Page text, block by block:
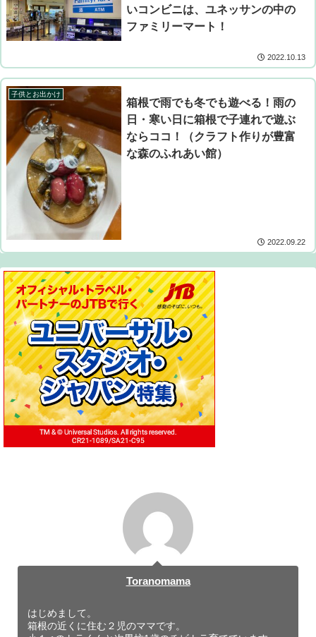
いコンビニは、ユネッサンの中の
ファミリーマート！
2022.10.13
子供とお出かけ
箱根で雨でも冬でも遊べる！雨の
日・寒い日に箱根で子連れで遊ぶ
ならココ！（クラフト作りが豊富
な森のふれあい館）
2022.09.22
Toranomama
はじめまして。
箱根の近くに住む２児のママです。